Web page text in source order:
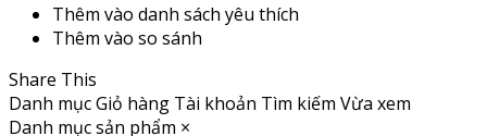
Thêm vào danh sách yêu thích
Thêm vào so sánh
Share This
Danh mụcGiỏ hàng Tài khoản Tìm kiếm Vừa xem
Danh mục sản phẩm ×